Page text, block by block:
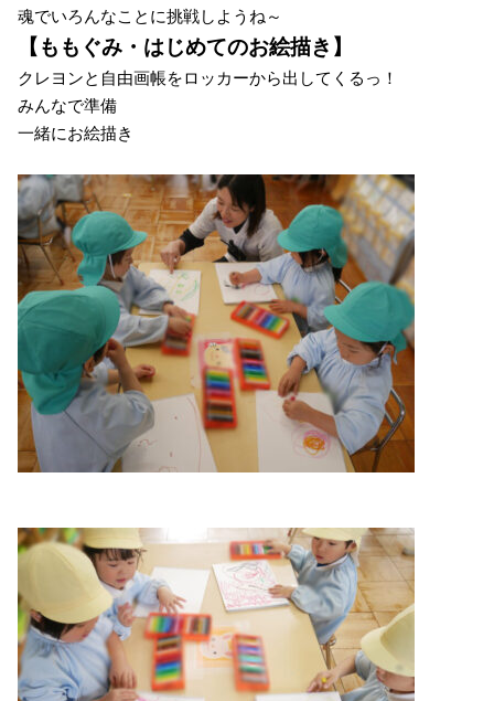
魂でいろんなことに挑戦しようね～
【ももぐみ・はじめてのお絵描き】
クレヨンと自由画帳をロッカーから出してくるっ！
みんなで準備
一緒にお絵描き